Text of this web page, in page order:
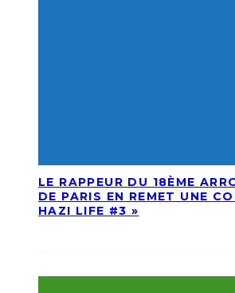
LE RAPPEUR DU 18ÈME
DE PARIS EN REMET UNE
HAZI LIFE #3 »